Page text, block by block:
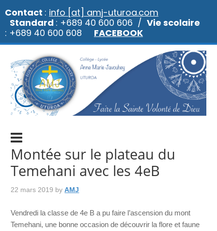
Montée sur le plateau du
Temehani avec les 4eB
22 mars 2019 byAMJ
Vendredi la classe de 4e B a pu faire l’ascension du mont
Temehani, une bonne occasion de découvrir la flore et faune
Contact : info [at] amj-uturoa.com
Standard : +689 40 600 606 / Vie scolaire
: +689 40 600 608 FACEBOOK